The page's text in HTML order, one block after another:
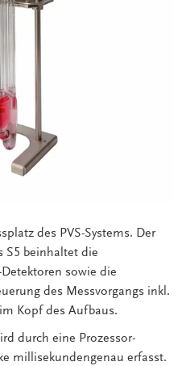
des PVS-Systems. Der
S5 beinhaltet die
sowie die
des Messvorgangs inkl.
Kopf des Aufbaus.
durch eine Prozessor-
millisekundengenau erfasst.